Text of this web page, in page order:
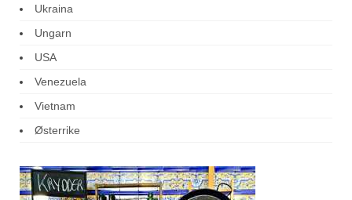
Ukraina
Ungarn
USA
Venezuela
Vietnam
Østerrike